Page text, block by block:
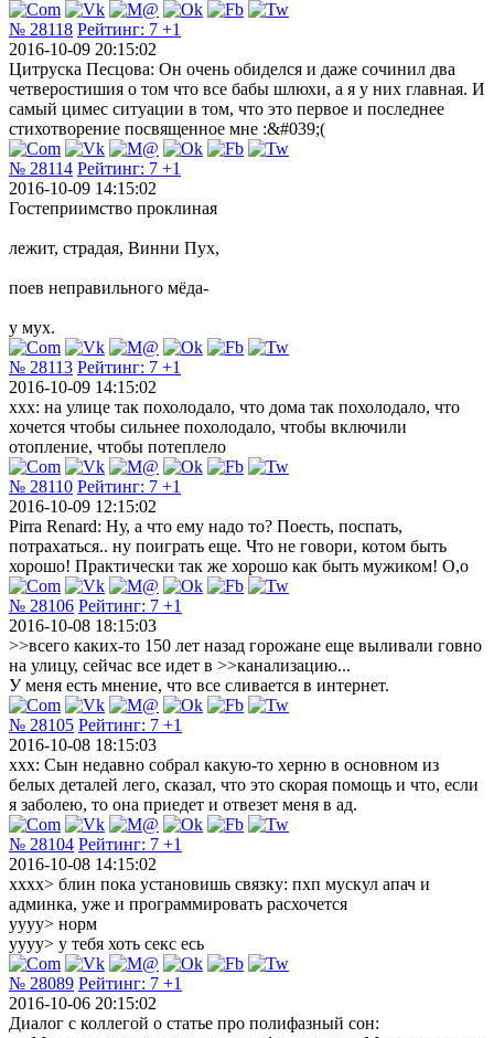
№ 28118 Рейтинг: 7 +1
2016-10-09 20:15:02
Цитруска Песцова: Он очень обиделся и даже сочинил два
четверостишия о том что все бабы шлюхи, а я у них главная. И
самый цимес ситуации в том, что это первое и последнее
стихотворение посвященное мне :&#039;(
№ 28114 Рейтинг: 7 +1
2016-10-09 14:15:02
Гостеприимство проклиная
лежит, страдая, Винни Пух,
поев неправильного мёда-
у мух.
№ 28113 Рейтинг: 7 +1
2016-10-09 14:15:02
ххх: на улице так похолодало, что дома так похолодало, что
хочется чтобы сильнее похолодало, чтобы включили
отопление, чтобы потеплело
№ 28110 Рейтинг: 7 +1
2016-10-09 12:15:02
Pirra Renard: Ну, а что ему надо то? Поесть, поспать,
потрахаться.. ну поиграть еще. Что не говори, котом быть
хорошо! Практически так же хорошо как быть мужиком! О,о
№ 28106 Рейтинг: 7 +1
2016-10-08 18:15:03
>>всего каких-то 150 лет назад горожане еще выливали говно
на улицу, сейчас все идет в >>канализацию...
У меня есть мнение, что все сливается в интернет.
№ 28105 Рейтинг: 7 +1
2016-10-08 18:15:03
xxx: Сын недавно собрал какую-то херню в основном из
белых деталей лего, сказал, что это скорая помощь и что, если
я заболею, то она приедет и отвезет меня в ад.
№ 28104 Рейтинг: 7 +1
2016-10-08 14:15:02
xxxx> блин пока установишь связку: пхп мускул апач и
админка, уже и программировать расхочется
yyyy> норм
yyyy> у тебя хоть секс есь
№ 28089 Рейтинг: 7 +1
2016-10-06 20:15:02
Диалог с коллегой о статье про полифазный сон: